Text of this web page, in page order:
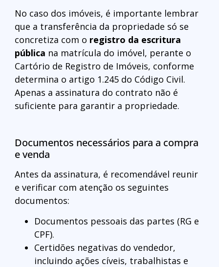
No caso dos imóveis, é importante lembrar
que a transferência da propriedade só se
concretiza com o registro da escritura
pública na matrícula do imóvel, perante o
Cartório de Registro de Imóveis, conforme
determina o artigo 1.245 do Código Civil.
Apenas a assinatura do contrato não é
suficiente para garantir a propriedade.
Documentos necessários para a compra
e venda
Antes da assinatura, é recomendável reunir
e verificar com atenção os seguintes
documentos:
Documentos pessoais das partes (RG e
CPF).
Certidões negativas do vendedor,
incluindo ações cíveis, trabalhistas e